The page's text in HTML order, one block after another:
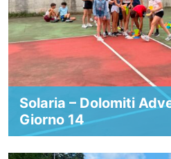
Solaria – Dolomiti
Giorno 14